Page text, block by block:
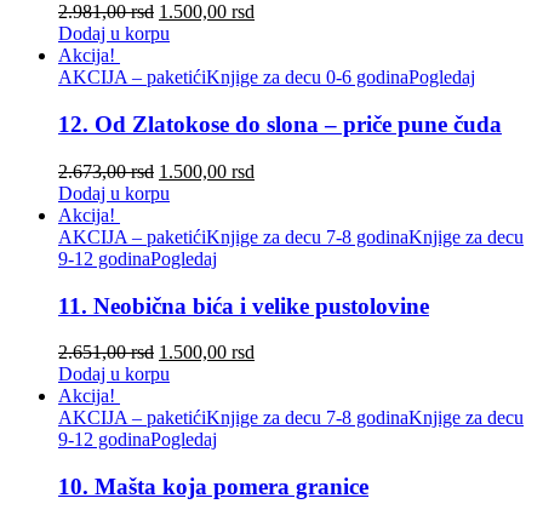
2.981,00rsd 1.500,00 rsd
Dodaj u korpu
Akcija!
AKCIJA – paketićiKnjige za decu 0-6 godinaPogledaj
12. Od Zlatokose do slona – priče pune čuda
2.673,00rsd 1.500,00 rsd
Dodaj u korpu
Akcija!
AKCIJA – paketićiKnjige za decu 7-8 godinaKnjige za decu
9-12 godinaPogledaj
11. Neobična bića i velike pustolovine
2.651,00rsd 1.500,00 rsd
Dodaj u korpu
Akcija!
AKCIJA – paketićiKnjige za decu 7-8 godinaKnjige za decu
9-12 godinaPogledaj
10. Mašta koja pomera granice